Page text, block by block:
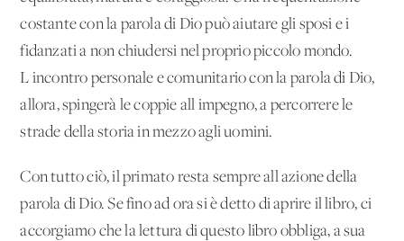
costante con la parola di Dio può aiutare gli sposi e i
fidanzati a non chiudersi nel proprio piccolo mondo.
L'incontro personale e comunitario con la parola di Dio,
allora, spingerà le coppie all'impegno, a percorrere le
strade della storia in mezzo agli uomini.
Con tutto ciò, il primato resta sempre all'azione della
parola di Dio. Se fino ad ora si è detto di aprire il libro, ci
accorgiamo che la lettura di questo libro obbliga, a sua